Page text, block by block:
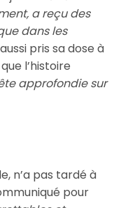
a reçu des
dans les
pris sa dose à
l’histoire
approfondie sur
n’a pas tardé à
pour